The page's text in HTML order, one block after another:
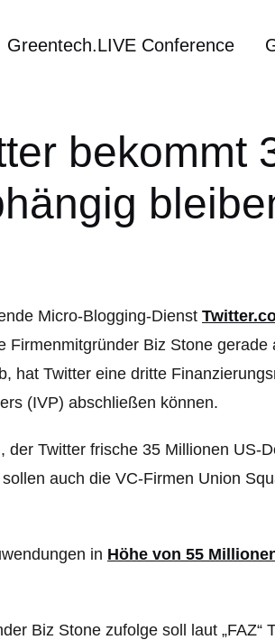
Greentech.LIVE Conference
bekommt
Micro-Blogging-Dienst
Firmenmitgründer Biz Stone gerade
hat Twitter eine dritte
(IVP) abschließen können.
der Twitter frische 35 Millionen US-
auch die VC-Firmen Union
in Höhe von 55
Biz Stone zufolge soll laut „FAZ“